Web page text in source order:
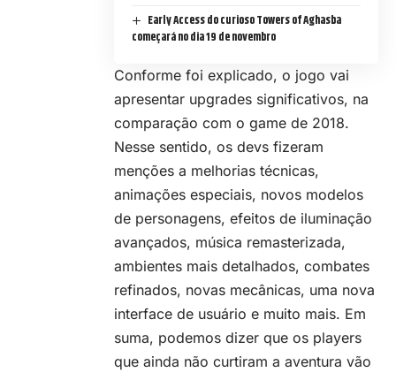
Early Access do curioso Towers of Aghasba
começará no dia 19 de novembro
Conforme foi explicado, o jogo vai
apresentar upgrades significativos, na
comparação com o game de 2018.
Nesse sentido, os devs fizeram
menções a melhorias técnicas,
animações especiais, novos modelos
de personagens, efeitos de iluminação
avançados, música remasterizada,
ambientes mais detalhados, combates
refinados, novas mecânicas, uma nova
interface de usuário e muito mais. Em
suma, podemos dizer que os players
que ainda não curtiram a aventura vão